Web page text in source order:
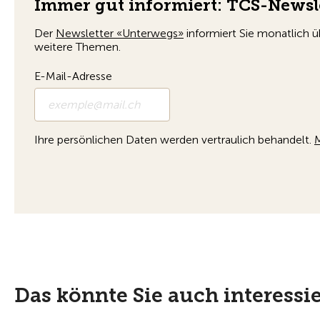
Das könnte Sie auch